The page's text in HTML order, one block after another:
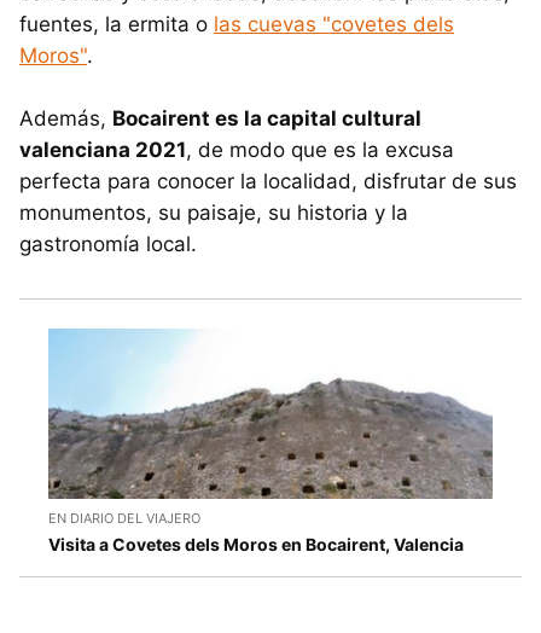
fuentes, la ermita o las cuevas "covetes dels
Moros".
Además, Bocairent es la capital cultural
valenciana 2021, de modo que es la excusa
perfecta para conocer la localidad, disfrutar de sus
monumentos, su paisaje, su historia y la
gastronomía local.
EN DIARIO DEL VIAJERO
Visita a Covetes dels Moros en Bocairent, Valencia